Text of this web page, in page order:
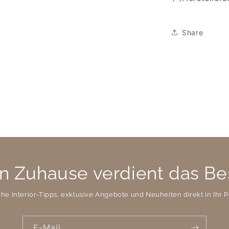
Share
Zuhause verdient das
Interior-Tipps, exklusive Angebote und Neuheiten direkt in Ihr